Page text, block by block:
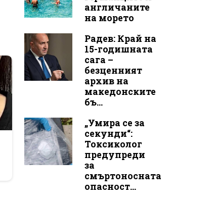
англичаните
на морето
Радев: Край на
15-годишната
сага –
безценният
архив на
македонските
бъ...
„Умира се за
секунди“:
Токсиколог
предупреди
за
смъртоносната
опасност...